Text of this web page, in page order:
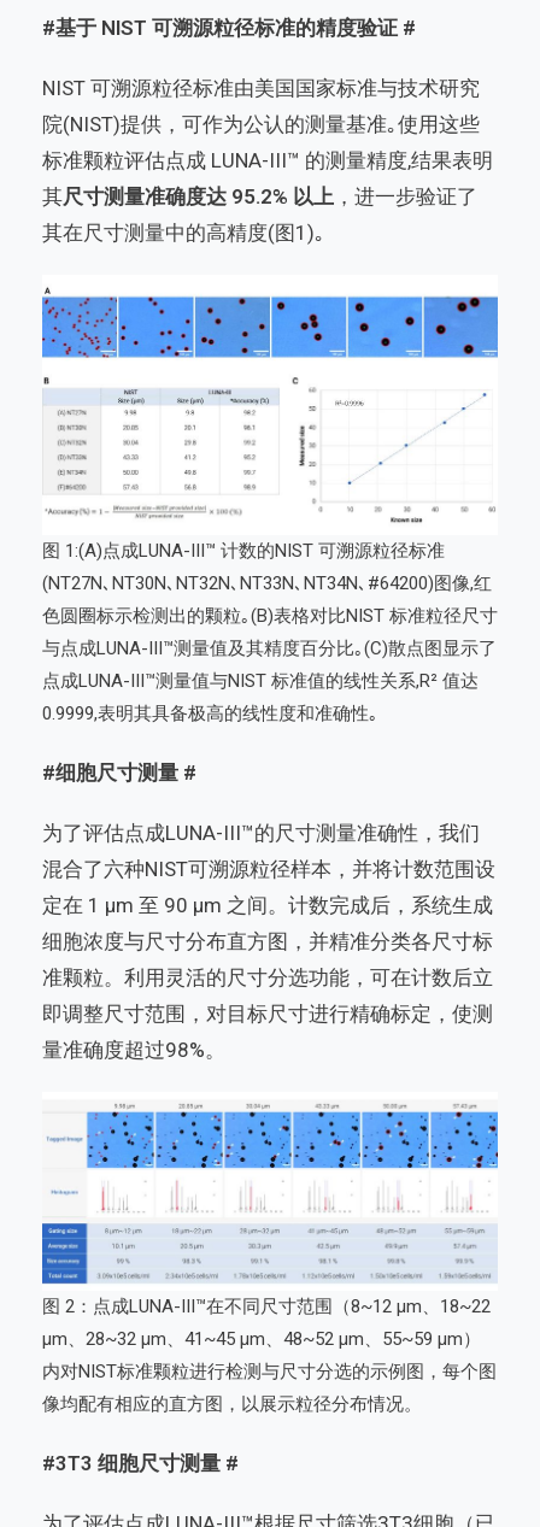
#基于 NIST 可溯源粒径标准的精度验证 #
NIST 可溯源粒径标准由美国国家标准与技术研究
院(NIST)提供，可作为公认的测量基准｡使用这些
标准颗粒评估点成 LUNA-III™ 的测量精度,结果表明
其尺寸测量准确度达 95.2% 以上 ，进一步验证了
其在尺寸测量中的高精度(图1)｡
图 1:(A)点成LUNA-III™ 计数的NIST 可溯源粒径标准
(NT27N､NT30N､NT32N､NT33N､NT34N､#64200)图像,红
色圆圈标示检测出的颗粒｡(B)表格对比NIST 标准粒径尺寸
与点成LUNA-III™测量值及其精度百分比｡(C)散点图显示了
点成LUNA-III™测量值与NIST 标准值的线性关系,R² 值达
0.9999,表明其具备极高的线性度和准确性｡
#细胞尺寸测量 #
为了评估点成LUNA-III™的尺寸测量准确性，我们
混合了六种NIST可溯源粒径样本，并将计数范围设
定在 1 µm 至 90 µm 之间。计数完成后，系统生成
细胞浓度与尺寸分布直方图 ，并精准分类各尺寸标
准颗粒。利用灵活的尺寸分选功能，可在计数后立
即调整尺寸范围，对目标尺寸进行精确标定，使测
量准确度超过98%。
图 2：点成LUNA-III™在不同尺寸范围（8~12 µm、18~22
µm、28~32 µm、41~45 µm、48~52 µm、55~59 µm）
内对NIST标准颗粒进行检测与尺寸分选的示例图，每个图
像均配有相应的直方图，以展示粒径分布情况。
#3T3 细胞尺寸测量 #